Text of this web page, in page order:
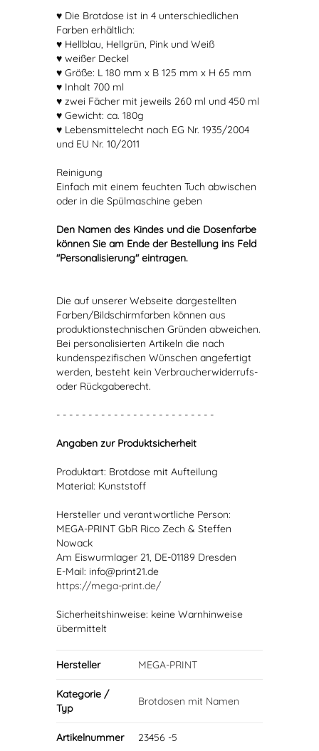
♥ Die Brotdose ist in 4 unterschiedlichen
Farben erhältlich:
♥ Hellblau, Hellgrün, Pink und Weiß
♥ weißer Deckel
♥ Größe: L 180 mm x B 125 mm x H 65 mm
♥ Inhalt 700 ml
♥ zwei Fächer mit jeweils 260 ml und 450 ml
♥ Gewicht: ca. 180g
♥ Lebensmittelecht nach EG Nr. 1935/2004
und EU Nr. 10/2011
Reinigung
Einfach mit einem feuchten Tuch abwischen
oder in die Spülmaschine geben
Den Namen des Kindes und die Dosenfarbe
können Sie am Ende der Bestellung ins Feld
"Personalisierung" eintragen.
Die auf unserer Webseite dargestellten
Farben/Bildschirmfarben können aus
produktionstechnischen Gründen abweichen.
Bei personalisierten Artikeln die nach
kundenspezifischen Wünschen angefertigt
werden, besteht kein Verbraucherwiderrufs-
oder Rückgaberecht.
- - - - - - - - - - - - - - - - - - - - - - - - -
Angaben zur Produktsicherheit
Produktart: Brotdose mit Aufteilung
Material: Kunststoff
Hersteller und verantwortliche Person:
MEGA-PRINT GbR Rico Zech & Steffen
Nowack
Am Eiswurmlager 21, DE-01189 Dresden
E-Mail: info@print21.de
https://mega-print.de/
Sicherheitshinweise: keine Warnhinweise
übermittelt
Hersteller MEGA-PRINT
Kategorie /
Typ
Brotdosen mit Namen
Artikelnummer 23456 -5